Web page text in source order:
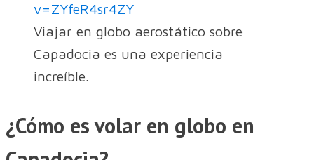
v=ZYfeR4sr4ZY
Viajar en globo aerostático sobre
Capadocia es una experiencia
increíble.
¿Cómo es volar en globo en